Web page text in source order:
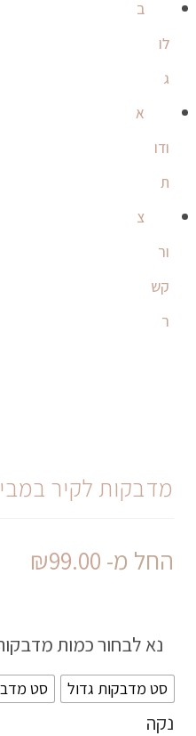
ב
לו
ג
א
ודו
ת
צ
ור
קש
ר
מדבקות לקיר
החל מ- ₪99.00
נא לבחור כמות
סט מדבקות גדול סט
נקה